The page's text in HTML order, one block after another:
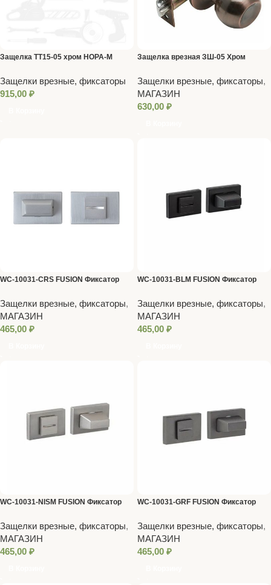
Защелка ТТ15-05 хром НОРА-М
Защелки врезные, фиксаторы
915,00 ₽
Защелка врезная ЗШ-05 Хром
Защелки врезные, фиксаторы,
МАГАЗИН
630,00 ₽
WC-10031-CRS FUSION Фиксатор
Защелки врезные, фиксаторы,
МАГАЗИН
465,00 ₽
WC-10031-BLM FUSION Фиксатор
Защелки врезные, фиксаторы,
МАГАЗИН
465,00 ₽
WC-10031-NISM FUSION Фиксатор
Защелки врезные, фиксаторы,
МАГАЗИН
465,00 ₽
WC-10031-GRF FUSION Фиксатор
Защелки врезные, фиксаторы,
МАГАЗИН
465,00 ₽